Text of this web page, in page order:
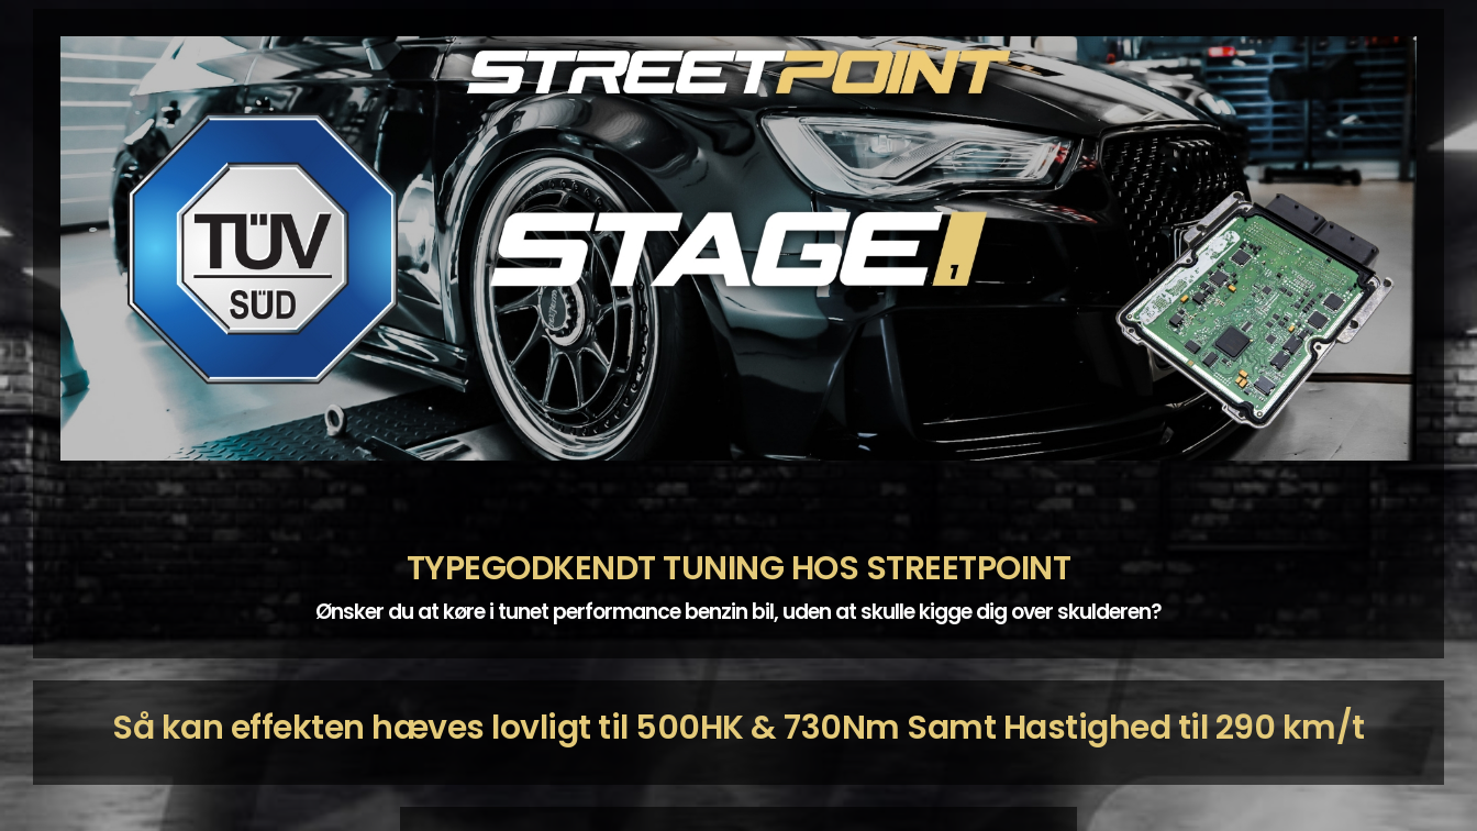
TYPEGODKENDT TUNING HOS STREETPOINT
Ønsker du at køre i tunet performance benzin bil, uden at skulle kigge dig over skulderen?
Så kan effekten hæves lovligt til 500HK & 730Nm Samt Hastighed til 290 km/t